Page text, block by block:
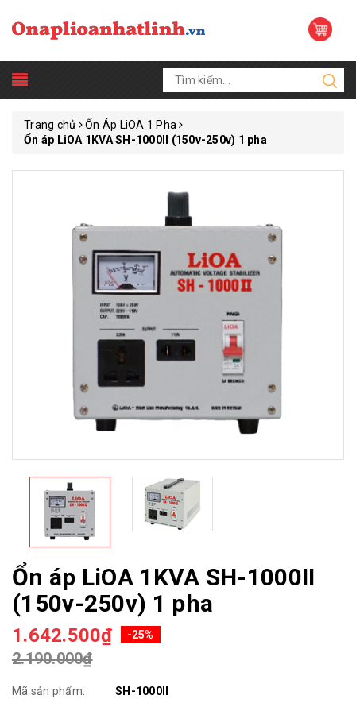
Trang chủ
Ổn Áp LiOA 1 Pha
Ổn áp LiOA 1KVA SH-1000II (150v-250v) 1 pha
Ổn áp LiOA 1KVA SH-1000II
(150v-250v) 1 pha
1.642.500₫ -25%
2.190.000₫
Mã sản phẩm:
SH-1000II